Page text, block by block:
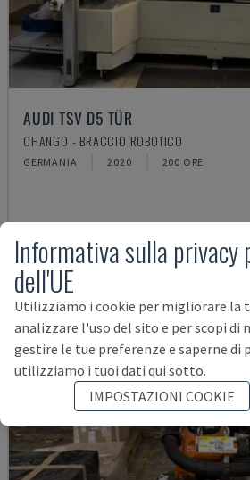
AUDI TSV D5 TÜR
CHANGO - BRACCIO ROBOTICO
GERMANIA 2020 200 ORE
Informativa sulla
dell'UE
Utilizziamo i cookie per migliorare la
analizzare l'uso del sito e per scopi di
gestire le tue preferenze e saperne di
utilizziamo i tuoi dati qui sotto.
IMPOSTAZIONI COOKIE